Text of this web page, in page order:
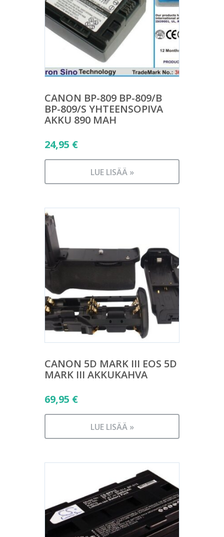
CANON BP-809 BP-809/B
BP-809/S YHTEENSOPIVA
AKKU 890 MAH
24,95 €
LUE LISÄÄ »
CANON 5D MARK III EOS 5D
MARK III AKKUKAHVA
69,95 €
LUE LISÄÄ »